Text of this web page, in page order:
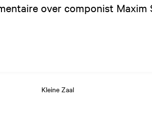
over componist Maxim
Kleine Zaal